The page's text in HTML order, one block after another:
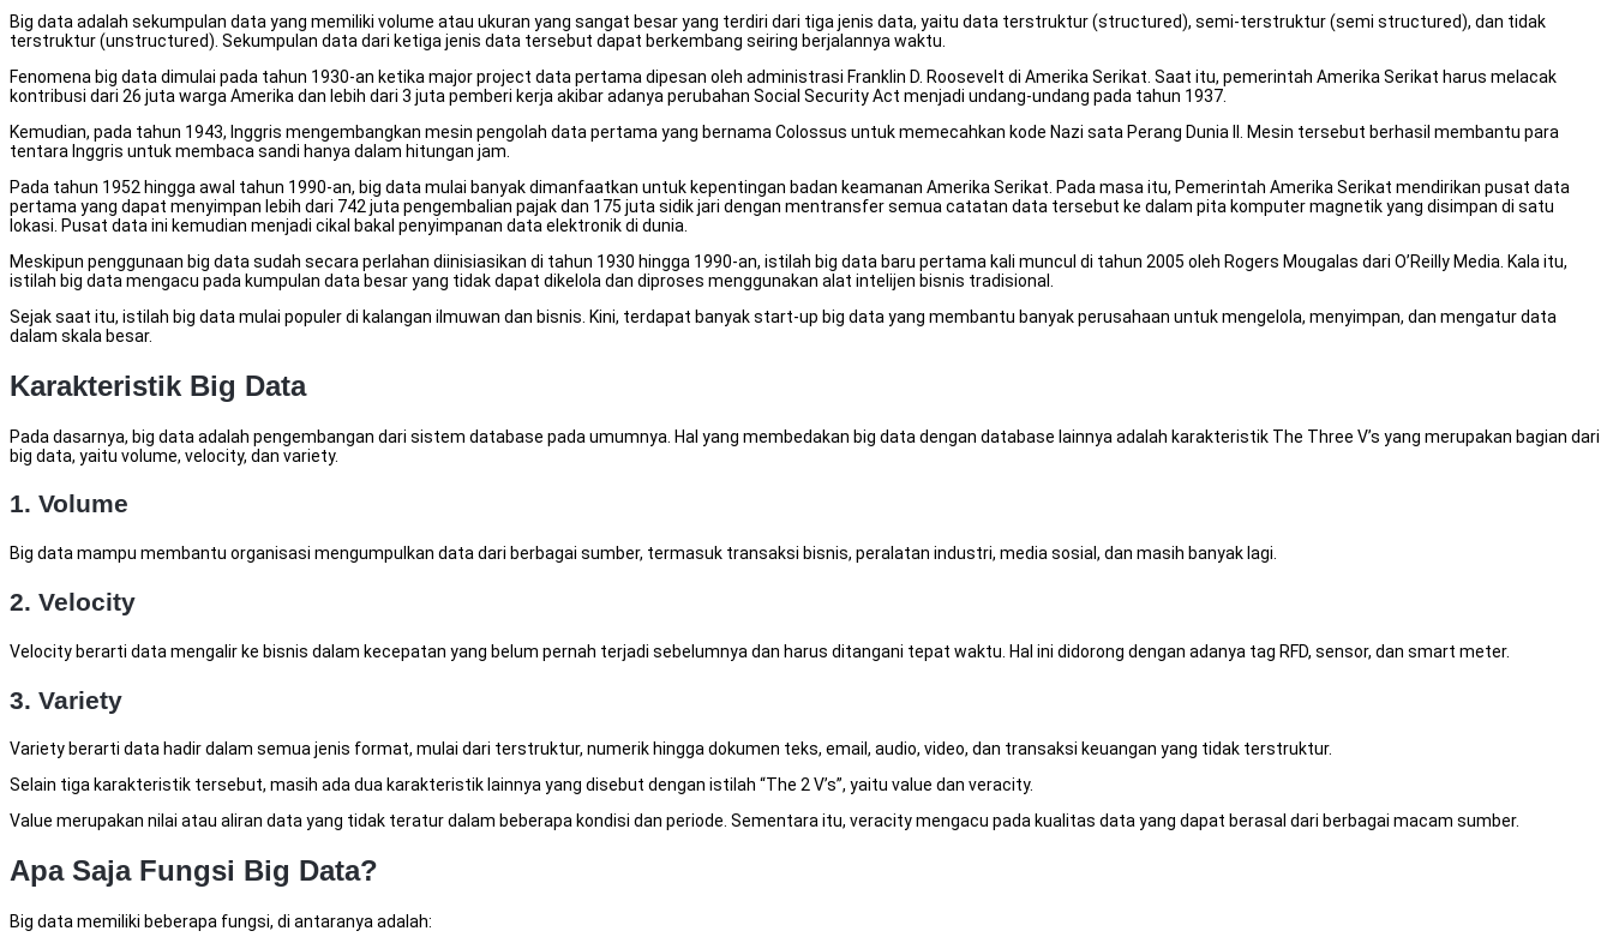
Big data adalah sekumpulan data yang memiliki volume atau ukuran yang sangat besar yang terdiri dari tiga jenis data, yaitu data terstruktur (structured), semi-terstruktur (semi structured), dan tidak
terstruktur (unstructured). Sekumpulan data dari ketiga jenis data tersebut dapat berkembang seiring berjalannya waktu.
Fenomena big data dimulai pada tahun 1930-an ketika major project data pertama dipesan oleh administrasi Franklin D. Roosevelt di Amerika Serikat. Saat itu, pemerintah Amerika Serikat harus melacak
kontribusi dari 26 juta warga Amerika dan lebih dari 3 juta pemberi kerja akibar adanya perubahan Social Security Act menjadi undang-undang pada tahun 1937.
Kemudian, pada tahun 1943, Inggris mengembangkan mesin pengolah data pertama yang bernama Colossus untuk memecahkan kode Nazi sata Perang Dunia II. Mesin tersebut berhasil membantu para
tentara Inggris untuk membaca sandi hanya dalam hitungan jam.
Pada tahun 1952 hingga awal tahun 1990-an, big data mulai banyak dimanfaatkan untuk kepentingan badan keamanan Amerika Serikat. Pada masa itu, Pemerintah Amerika Serikat mendirikan pusat data
pertama yang dapat menyimpan lebih dari 742 juta pengembalian pajak dan 175 juta sidik jari dengan mentransfer semua catatan data tersebut ke dalam pita komputer magnetik yang disimpan di satu
lokasi. Pusat data ini kemudian menjadi cikal bakal penyimpanan data elektronik di dunia.
Meskipun penggunaan big data sudah secara perlahan diinisiasikan di tahun 1930 hingga 1990-an, istilah big data baru pertama kali muncul di tahun 2005 oleh Rogers Mougalas dari O’Reilly Media. Kala itu,
istilah big data mengacu pada kumpulan data besar yang tidak dapat dikelola dan diproses menggunakan alat intelijen bisnis tradisional.
Sejak saat itu, istilah big data mulai populer di kalangan ilmuwan dan bisnis. Kini, terdapat banyak start-up big data yang membantu banyak perusahaan untuk mengelola, menyimpan, dan mengatur data
dalam skala besar.
Karakteristik Big Data
Pada dasarnya, big data adalah pengembangan dari sistem database pada umumnya. Hal yang membedakan big data dengan database lainnya adalah karakteristik The Three V’s yang merupakan bagian dari
big data, yaitu volume, velocity, dan variety.
1. Volume
Big data mampu membantu organisasi mengumpulkan data dari berbagai sumber, termasuk transaksi bisnis, peralatan industri, media sosial, dan masih banyak lagi.
2. Velocity
Velocity berarti data mengalir ke bisnis dalam kecepatan yang belum pernah terjadi sebelumnya dan harus ditangani tepat waktu. Hal ini didorong dengan adanya tag RFD, sensor, dan smart meter.
3. Variety
Variety berarti data hadir dalam semua jenis format, mulai dari terstruktur, numerik hingga dokumen teks, email, audio, video, dan transaksi keuangan yang tidak terstruktur.
Selain tiga karakteristik tersebut, masih ada dua karakteristik lainnya yang disebut dengan istilah “The 2 V’s”, yaitu value dan veracity.
Value merupakan nilai atau aliran data yang tidak teratur dalam beberapa kondisi dan periode. Sementara itu, veracity mengacu pada kualitas data yang dapat berasal dari berbagai macam sumber.
Apa Saja Fungsi Big Data?
Big data memiliki beberapa fungsi, di antaranya adalah: